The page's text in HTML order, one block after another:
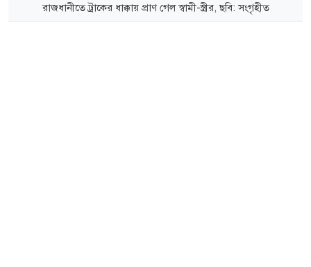
রাজধানীতে ট্রাকের ধাক্কায় প্রাণ গেল স্বামী-স্ত্রীর, ছবি: সংগৃহীত